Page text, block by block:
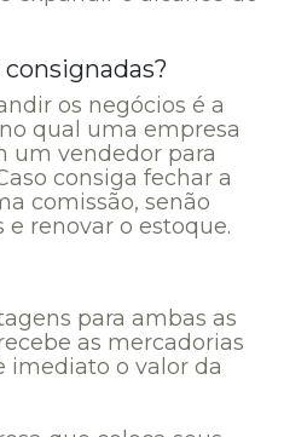
os negócios é a
qual uma empresa
um vendedor para
consiga fechar a
comissão, senão
renovar o estoque.
para ambas as
as mercadorias
imediato o valor da